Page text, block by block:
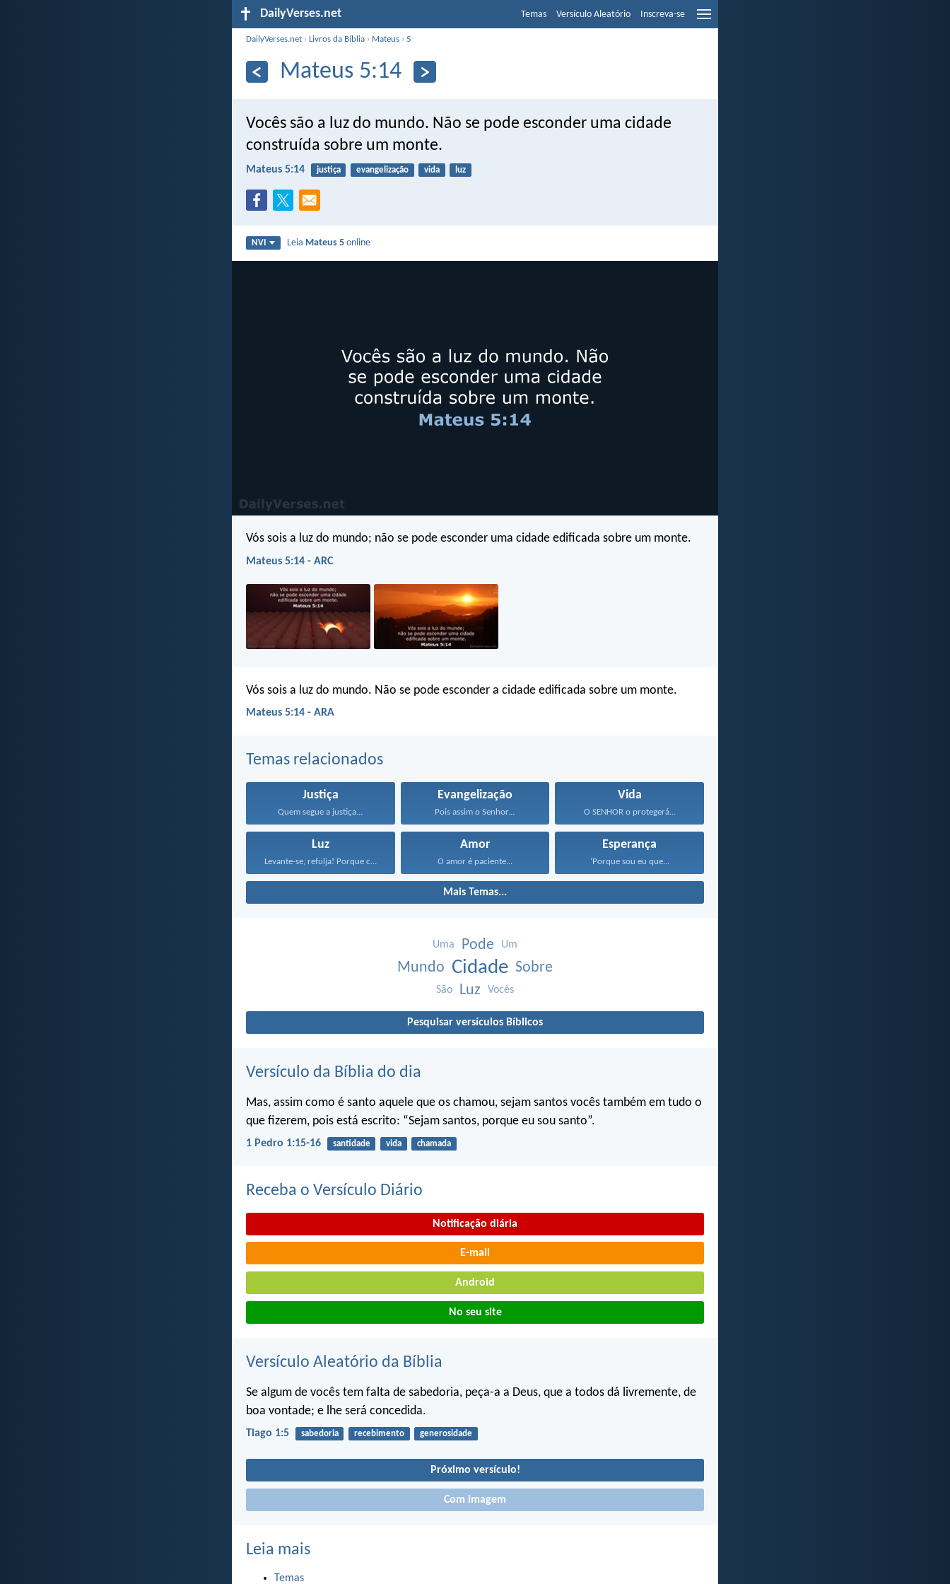
DailyVerses.net Temas Versículo Aleatório Inscreva-se
DailyVerses.net ›Livros da Bíblia › Mateus ›5
Mateus 5:14
Vocês são a luz do mundo. Não se pode esconder uma cidade
construída sobre um monte.
Mateus 5:14 justiça evangelização vida luz
NVI Leia Mateus 5 online
Vós sois a luz do mundo; não se pode esconder uma cidade edificada sobre um monte.
Mateus 5:14 - ARC
Vós sois a luz do mundo. Não se pode esconder a cidade edificada sobre um monte.
Mateus 5:14 - ARA
Temas relacionados
Justiça
Quem segue a justiça...
Evangelização
Pois assim o Senhor...
Vida
O SENHOR o protegerá...
Luz
Levante-se, refulja! Porque chegou...
Amor
O amor é paciente...
Esperança
‘Porque sou eu que...
Mais Temas...
Uma Pode Um
Mundo Cidade Sobre
São Luz Vocês
Pesquisar versículos Bíblicos
Versículo da Bíblia do dia
Mas, assim como é santo aquele que os chamou, sejam santos vocês também em tudo o
que fizerem, pois está escrito: “Sejam santos, porque eu sou santo”.
1 Pedro 1:15-16 santidade vida chamada
Receba o Versículo Diário
Notificação diária
E-mail
Android
No seu site
Versículo Aleatório da Bíblia
Se algum de vocês tem falta de sabedoria, peça-a a Deus, que a todos dá livremente, de
boa vontade; e lhe será concedida.
Tiago 1:5 sabedoria recebimento generosidade
Próximo versículo!
Com imagem
Leia mais
Temas